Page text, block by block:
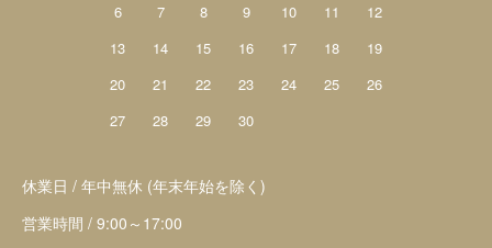
6
7 8 9 10 11
12
13
14 15 16 17 18
19
20
21 22 23 24 25
26
27
28 29 30
休業日 / 年中無休 (年末年始を除く)
営業時間 / 9:00～17:00